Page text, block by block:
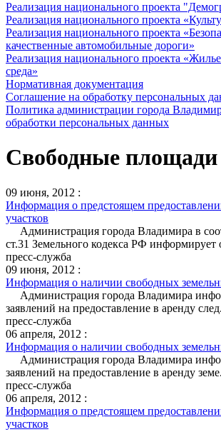
Реализация национального проекта
Реализация национального проекта
Реализация национального проекта
качественные автомобильные дороги»
Реализация национального проекта
среда»
Нормативная документация
Соглашение на обработку персональных
Политика администрации города
обработки персональных данных
Свободные площади
09 июня, 2012 :
Информация о предстоящем
участков
Администрация города Владимира в
ст.31 Земельного кодекса РФ информирует
пресс-служба
09 июня, 2012 :
Информация о наличии свободных
Администрация города Владимира
заявлений на предоставление в аренду
пресс-служба
06 апреля, 2012 :
Информация о наличии свободных
Администрация города Владимира
заявлений на предоставление в аренду
пресс-служба
06 апреля, 2012 :
Информация о предстоящем
участков